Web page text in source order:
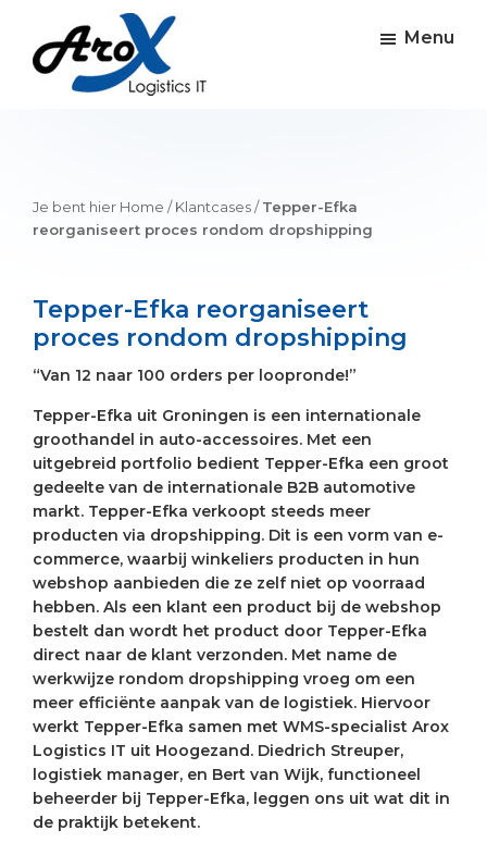
main
primary
footer
Menu
Je bent hier Home /Klantcases/Tepper-Efka
reorganiseert proces rondom dropshipping
Tepper-Efka reorganiseert
proces rondom dropshipping
“Van 12 naar 100 orders per loopronde!”
Tepper-Efka uit Groningen is een internationale
groothandel in auto-accessoires. Met een
uitgebreid portfolio bedient Tepper-Efka een groot
gedeelte van de internationale B2B automotive
markt. Tepper-Efka verkoopt steeds meer
producten via dropshipping. Dit is een vorm van e-
commerce, waarbij winkeliers producten in hun
webshop aanbieden die ze zelf niet op voorraad
hebben. Als een klant een product bij de webshop
bestelt dan wordt het product door Tepper-Efka
direct naar de klant verzonden. Met name de
werkwijze rondom dropshipping vroeg om een
meer efficiënte aanpak van de logistiek. Hiervoor
werkt Tepper-Efka samen met WMS-specialist Arox
Logistics IT uit Hoogezand. Diedrich Streuper,
logistiek manager, en Bert van Wijk, functioneel
beheerder bij Tepper-Efka, leggen ons uit wat dit in
de praktijk betekent.